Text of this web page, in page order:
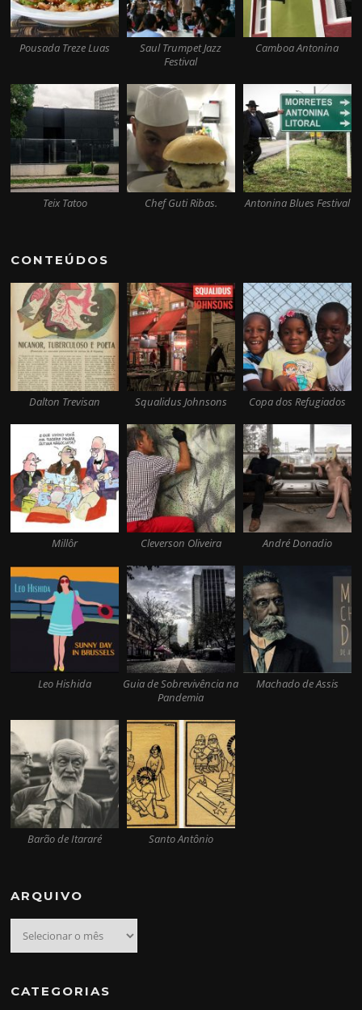
Pousada Treze Luas
Saul Trumpet Jazz
Festival
Camboa Antonina
Teix Tatoo Chef Guti Ribas. Antonina Blues Festival
CONTEÚDOS
Dalton Trevisan Squalidus Johnsons Copa dos Refugiados
Millôr Cleverson Oliveira André Donadio
Leo Hishida
Guia de Sobrevivência na
Pandemia
Machado de Assis
Barão de Itararé Santo Antônio
ARQUIVO
CATEGORIAS